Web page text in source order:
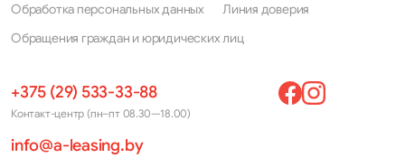
Обработка персональных данных
Линия доверия
Обращения граждан и юридических лиц
+375 (29) 533-33-88
Контакт-центр (пн–пт 08.30—18.00)
info@a-leasing.by